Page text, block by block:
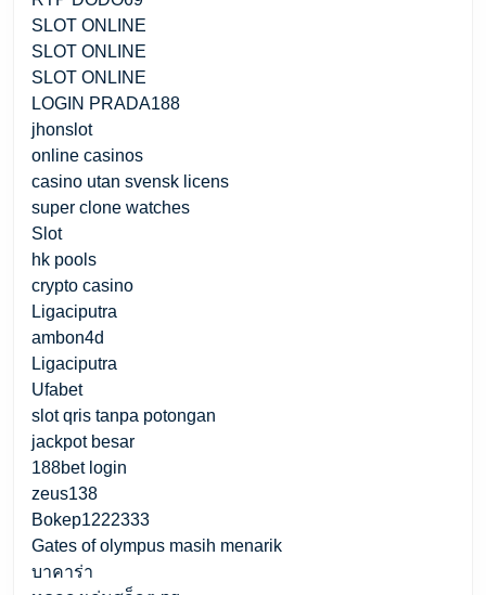
SLOT ONLINE
SLOT ONLINE
SLOT ONLINE
LOGIN PRADA188
jhonslot
online casinos
casino utan svensk licens
super clone watches
Slot
hk pools
crypto casino
Ligaciputra
ambon4d
Ligaciputra
Ufabet
slot qris tanpa potongan
jackpot besar
188bet login
zeus138
Bokep1222333
Gates of olympus masih menarik
บาคาร่า